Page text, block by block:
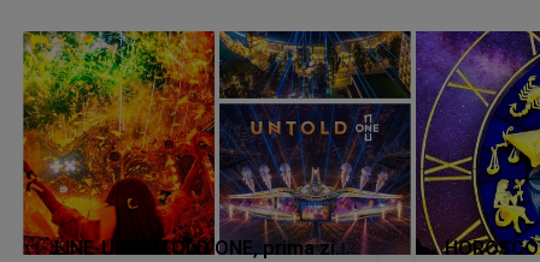
LINE-UP UNTOLD ONE, prima zi.